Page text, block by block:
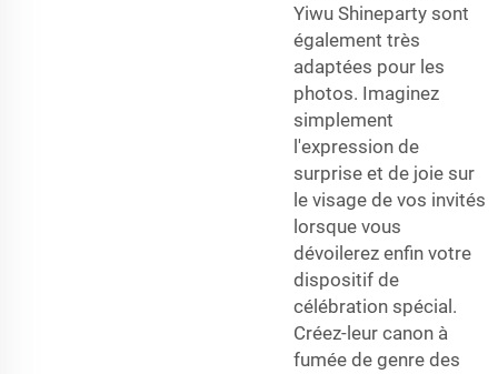
Yiwu Shineparty sont
également très
adaptées pour les
photos. Imaginez
simplement
l'expression de
surprise et de joie sur
le visage de vos invités
lorsque vous
dévoilerez enfin votre
dispositif de
célébration spécial.
Créez-leur canon à
fumée de genre des